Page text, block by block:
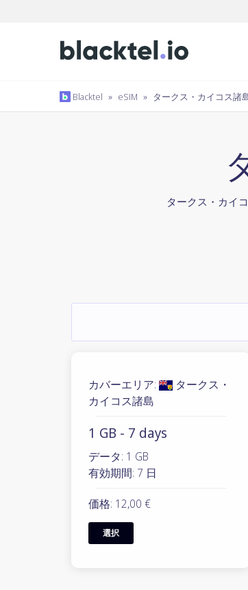
Blacktel » eSIM » タークス・カイコス諸
タークス・カイ
カバーエリア:
タークス・
カイコス諸島
1 GB - 7 days
データ: 1 GB
有効期間: 7 日
価格: 12,00 €
選択